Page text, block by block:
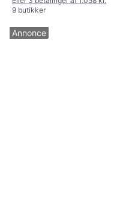
9 butikker
Annonce